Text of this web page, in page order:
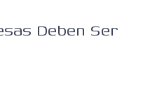
Deben Ser